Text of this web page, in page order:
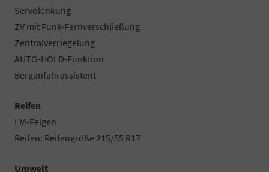
Servolenkung
ZV mit Funk-Fernverschließung
Zentralverriegelung
AUTO-HOLD-Funktion
Berganfahrassistent
Reifen
LM-Felgen
Reifen: Reifengröße 215/55 R17
Umwelt